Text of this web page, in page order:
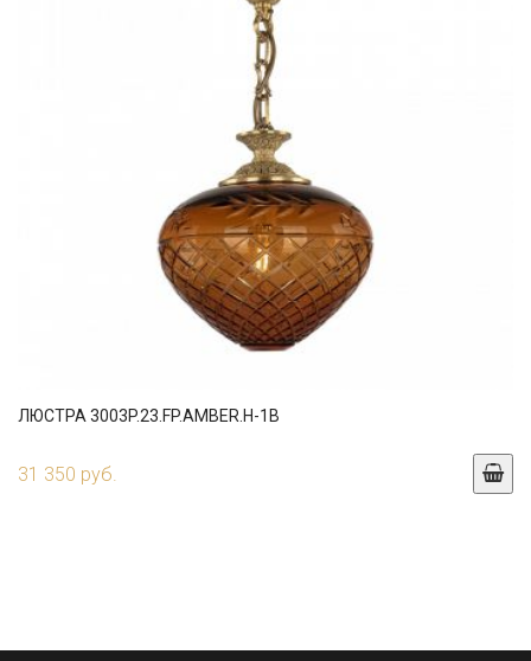
ЛЮСТРА 3003P.23.FP.AMBER.H-1B
31 350 руб.